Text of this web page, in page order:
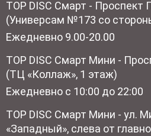
TOP DISC Смарт - Проспект
(Универсам №173 со
Ежедневно 9.00-20.00
TOP DISC Смарт Мини -
(ТЦ «Коллаж», 1 этаж)
Ежедневно с 10:00 до 22:00
TOP DISC Смарт Мини - ул.
«Западный», слева от